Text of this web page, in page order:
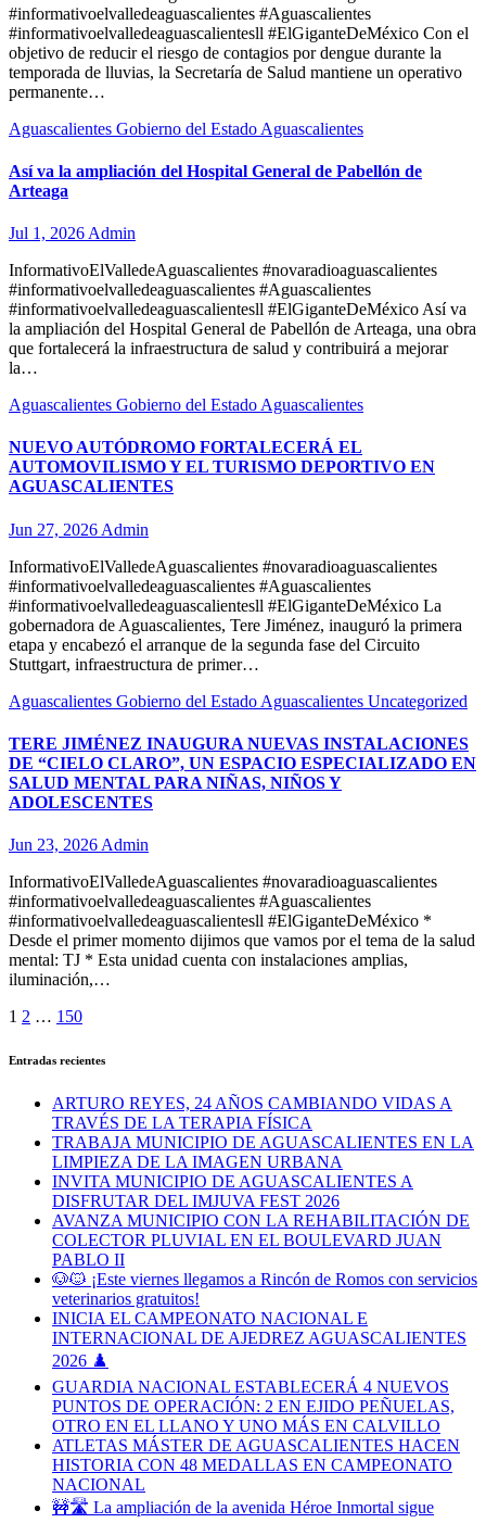
#informativoelvalledeaguascalientes #Aguascalientes
#informativoelvalledeaguascalientesll #ElGiganteDeMéxico Con el
objetivo de reducir el riesgo de contagios por dengue durante la
temporada de lluvias, la Secretaría de Salud mantiene un operativo
permanente…
Aguascalientes Gobierno del Estado Aguascalientes
Así va la ampliación del Hospital General de Pabellón de
Arteaga
Jul 1, 2026 Admin
InformativoElValledeAguascalientes #novaradioaguascalientes
#informativoelvalledeaguascalientes #Aguascalientes
#informativoelvalledeaguascalientesll #ElGiganteDeMéxico Así va
la ampliación del Hospital General de Pabellón de Arteaga, una obra
que fortalecerá la infraestructura de salud y contribuirá a mejorar
la…
Aguascalientes Gobierno del Estado Aguascalientes
NUEVO AUTÓDROMO FORTALECERÁ EL
AUTOMOVILISMO Y EL TURISMO DEPORTIVO EN
AGUASCALIENTES
Jun 27, 2026 Admin
InformativoElValledeAguascalientes #novaradioaguascalientes
#informativoelvalledeaguascalientes #Aguascalientes
#informativoelvalledeaguascalientesll #ElGiganteDeMéxico La
gobernadora de Aguascalientes, Tere Jiménez, inauguró la primera
etapa y encabezó el arranque de la segunda fase del Circuito
Stuttgart, infraestructura de primer…
Aguascalientes Gobierno del Estado Aguascalientes Uncategorized
TERE JIMÉNEZ INAUGURA NUEVAS INSTALACIONES
DE “CIELO CLARO”, UN ESPACIO ESPECIALIZADO EN
SALUD MENTAL PARA NIÑAS, NIÑOS Y
ADOLESCENTES
Jun 23, 2026 Admin
InformativoElValledeAguascalientes #novaradioaguascalientes
#informativoelvalledeaguascalientes #Aguascalientes
#informativoelvalledeaguascalientesll #ElGiganteDeMéxico *
Desde el primer momento dijimos que vamos por el tema de la salud
mental: TJ * Esta unidad cuenta con instalaciones amplias,
iluminación,…
Paginación
de
1 2 … 150
Entradas recientes
ARTURO REYES, 24 AÑOS CAMBIANDO VIDAS A
TRAVÉS DE LA TERAPIA FÍSICA
TRABAJA MUNICIPIO DE AGUASCALIENTES EN LA
LIMPIEZA DE LA IMAGEN URBANA
INVITA MUNICIPIO DE AGUASCALIENTES A
DISFRUTAR DEL IMJUVA FEST 2026
AVANZA MUNICIPIO CON LA REHABILITACIÓN DE
COLECTOR PLUVIAL EN EL BOULEVARD JUAN
PABLO II
🐶🐱 ¡Este viernes llegamos a Rincón de Romos con servicios
veterinarios gratuitos!
INICIA EL CAMPEONATO NACIONAL E
INTERNACIONAL DE AJEDREZ AGUASCALIENTES
2026 ♟️
GUARDIA NACIONAL ESTABLECERÁ 4 NUEVOS
PUNTOS DE OPERACIÓN: 2 EN EJIDO PEÑUELAS,
OTRO EN EL LLANO Y UNO MÁS EN CALVILLO
ATLETAS MÁSTER DE AGUASCALIENTES HACEN
HISTORIA CON 48 MEDALLAS EN CAMPEONATO
NACIONAL
🚧🛣️ La ampliación de la avenida Héroe Inmortal sigue